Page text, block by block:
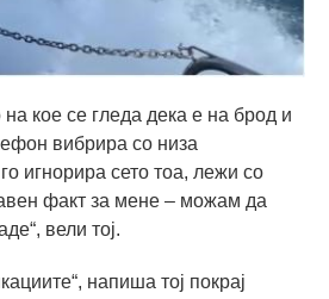
кое се гледа дека е на брод и
вибрира со низа
игнорира сето тоа, лежи со
факт за мене – можам да
вели тој.
напиша тој покрај